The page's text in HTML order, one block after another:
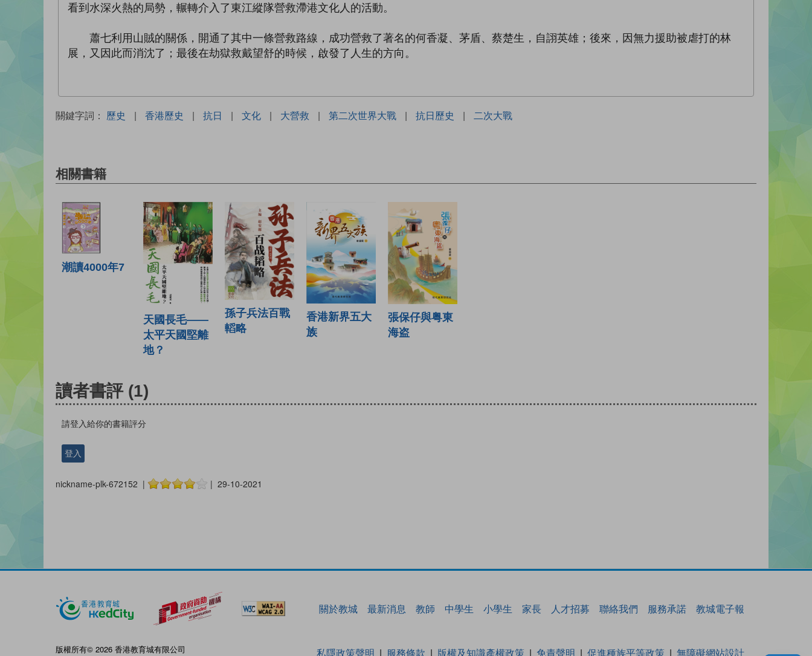
看到水深火熱的局勢，輾轉介入了東江縱隊營救滯港文化人的活動。
蕭七利用山賊的關係，開通了其中一條營救路線，成功營救了著名的何香凝、茅盾、蔡楚生，自詡英雄；後來，因無力援助被虐打的林
展，又因此而消沈了；最後在劫獄救戴望舒的時候，啟發了人生的方向。
關鍵字詞： 歷史 | 香港歷史 | 抗日 | 文化 | 大營救 | 第二次世界大戰 | 抗日歷史 | 二次大戰
相關書籍
潮讀4000年7
天國長毛——
太平天國堅離
地？
孫子兵法百戰
轁略
香港新界五大
族
張保仔與粤東
海盗
讀者書評 (1)
請登入給你的書籍評分
登入
nickname-plk-672152 | | 29-10-2021
關於教城 最新消息 教師 中學生 小學生 家長 人才招募 聯絡我們 服務承諾 教城電子報
版權所有© 2026 香港教育城有限公司 私隱政策聲明 服務條款 版權及知識產權政策 免責聲明 促進種族平等政策 無障礙網站設計